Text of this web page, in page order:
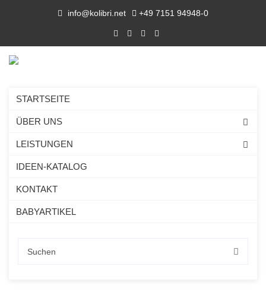
info@kolibri.net +49 7151 94948-0
STARTSEITE
ÜBER UNS
LEISTUNGEN
IDEEN-KATALOG
KONTAKT
BABYARTIKEL